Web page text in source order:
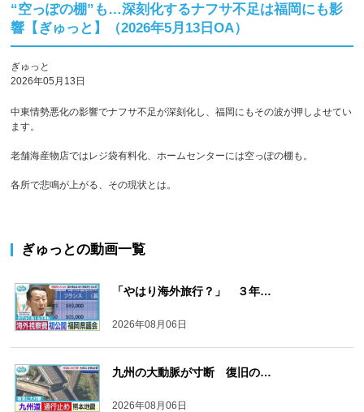
“空っぽの棚”も…深刻化するナフサ不足は福岡にも影
響【ぎゅっと】（2026年5月13日OA）
ぎゅっと
2026年05月13日
中東情勢悪化の影響でナフサ不足が深刻化し、福岡にもその波が押しよせてい
ます。
老舗海産物店ではレジ袋有料化、ホームセンターには空っぽの棚も。
各所で悲鳴が上がる、その現状とは。
ぎゅっとの動画一覧
「やはり海外旅行？」 ３年…
2026年08月06日
九州の大動脈が寸断 復旧の…
2026年08月06日